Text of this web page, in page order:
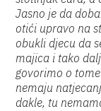
Jasno je da
otići upravo na
obukli djecu da
majica i tako
govorimo o
nemaju
dakle, tu